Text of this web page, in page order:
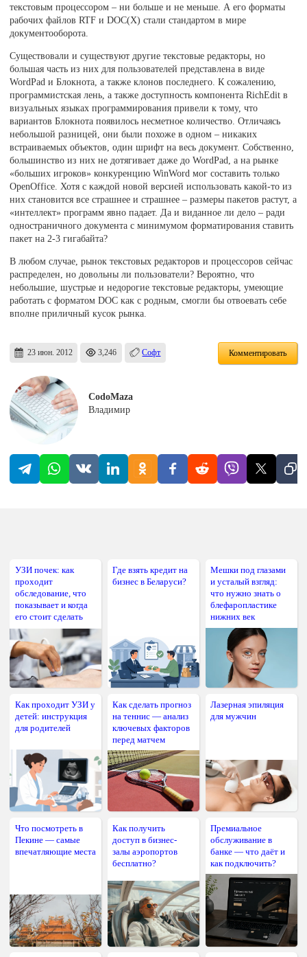
текстовым процессором – ни больше и не меньше. А его форматы
рабочих файлов RTF и DOC(X) стали стандартом в мире
документооборота.
Существовали и существуют другие текстовые редакторы, но
большая часть из них для пользователей представлена в виде
WordPad и Блокнота, а также клонов последнего. К сожалению,
программистская лень, а также доступность компонента RichEdit в
визуальных языках программирования привели к тому, что
вариантов Блокнота появилось несметное количество. Отличаясь
небольшой разницей, они были похоже в одном – никаких
встраиваемых объектов, один шрифт на весь документ. Собственно,
большинство из них не дотягивает даже до WordPad, а на рынке
«больших игроков» конкуренцию WinWord мог составить только
OpenOffice. Хотя с каждой новой версией использовать какой-то из
них становится все страшнее и страшнее – размеры пакетов растут, а
«интеллект» программ явно падает. Да и виданное ли дело – ради
одностраничного документа с минимумом форматирования ставить
пакет на 2-3 гигабайта?
В любом случае, рынок текстовых редакторов и процессоров сейчас
распределен, но довольны ли пользователи? Вероятно, что
небольшие, шустрые и недорогие текстовые редакторы, умеющие
работать с форматом DOC как с родным, смогли бы отвоевать себе
вполне приличный кусок рынка.
23 июн. 2012 3,246 Софт Комментировать
CodoMaza
Владимир
УЗИ почек: как
проходит
обследование, что
показывает и когда
его стоит сделать
Где взять кредит на
бизнес в Беларуси?
Мешки под глазами
и усталый взгляд:
что нужно знать о
блефаропластике
нижних век
Как проходит УЗИ у
детей: инструкция
для родителей
Как сделать прогноз
на теннис — анализ
ключевых факторов
перед матчем
Лазерная эпиляция
для мужчин
Что посмотреть в
Пекине — самые
впечатляющие места
Как получить
доступ в бизнес-
залы аэропортов
бесплатно?
Премиальное
обслуживание в
банке — что даёт и
как подключить?